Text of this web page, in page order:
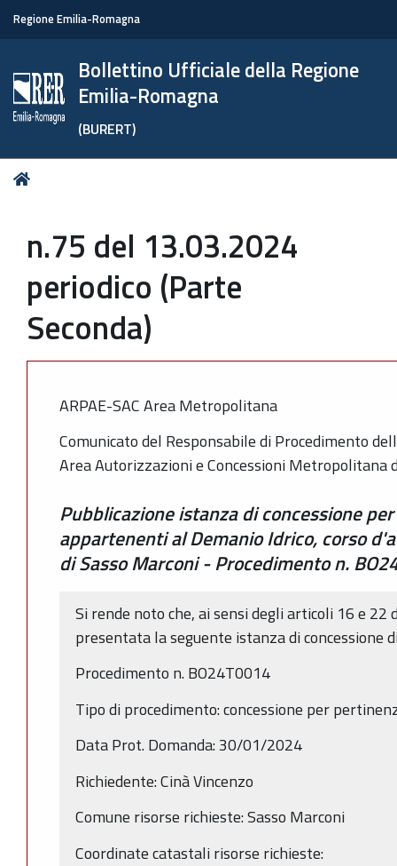
Regione Emilia-Romagna
Bollettino Ufficiale della Regione
Emilia-Romagna
(BURERT)
Tu
n.75 del 13.03.2024
periodico (Parte
Seconda)
ARPAE-SAC Area Metropolitana
Comunicato del Responsabile di Procedimento
Area Autorizzazioni e Concessioni Metropolitana
Pubblicazione istanza di concessione
appartenenti al Demanio Idrico, corso
di Sasso Marconi - Procedimento n.
Si rende noto che, ai sensi degli articoli 16 e 22
presentata la seguente istanza di concessione
Procedimento n. BO24T0014
Tipo di procedimento: concessione per
Data Prot. Domanda: 30/01/2024
Richiedente: Cinà Vincenzo
Comune risorse richieste: Sasso Marconi
Coordinate catastali risorse richieste: